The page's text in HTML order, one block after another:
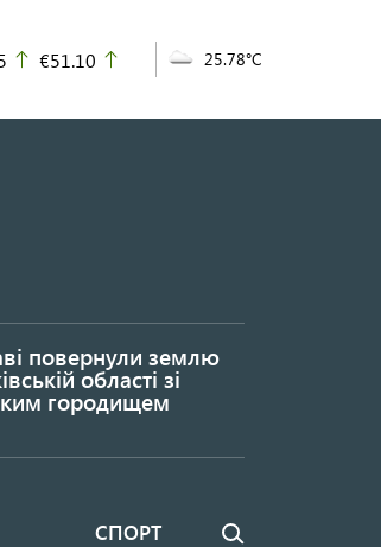
up
€51.10 25.78°C
повернули землю
області зі
городищем
СПОРТ Пошук